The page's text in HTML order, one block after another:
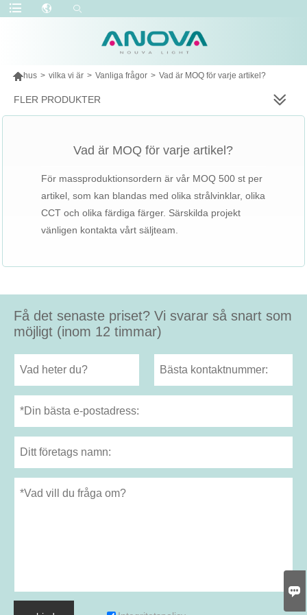
hus > vilka vi är > Vanliga frågor > Vad är MOQ för varje artikel?
FLER PRODUKTER
Vad är MOQ för varje artikel?
För massproduktionsordern är vår MOQ 500 st per
artikel, som kan blandas med olika strålvinklar, olika
CCT och olika färdiga färger. Särskilda projekt
vänligen kontakta vårt säljteam.
Få det senaste priset? Vi svarar så snart som
möjligt (inom 12 timmar)
